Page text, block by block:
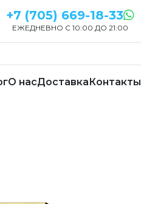
+7 (705) 669-18-33
ЕЖЕДНЕВНО С 10:00 ДО 21:00
О насДоставкаКонтакты